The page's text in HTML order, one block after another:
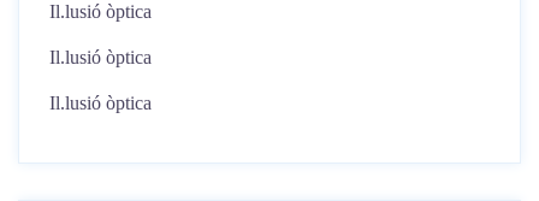
Il.lusió òptica
Il.lusió òptica
Il.lusió òptica